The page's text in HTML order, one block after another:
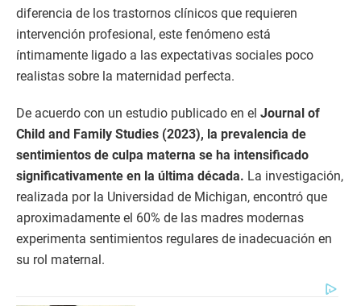
diferencia de los trastornos clínicos que requieren
intervención profesional, este fenómeno está
íntimamente ligado a las expectativas sociales poco
realistas sobre la maternidad perfecta.
De acuerdo con un estudio publicado en el Journal of
Child and Family Studies (2023), la prevalencia de
sentimientos de culpa materna se ha intensificado
significativamente en la última década. La investigación,
realizada por la Universidad de Michigan, encontró que
aproximadamente el 60% de las madres modernas
experimenta sentimientos regulares de inadecuación en
su rol maternal.